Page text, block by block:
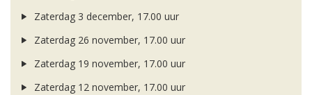
Zaterdag 3 december, 17.00 uur
Zaterdag 26 november, 17.00 uur
Zaterdag 19 november, 17.00 uur
Zaterdag 12 november, 17.00 uur